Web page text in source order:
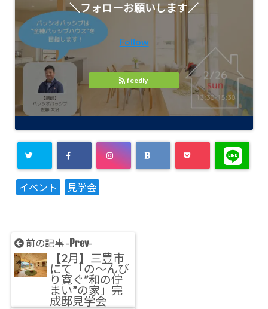
＼フォローお願いします／
Follow
feedly
イベント 見学会
前の記事 - Prev-
【2月】三豊市
にて「の～んび
り寛ぐ”和の佇
まい”の家」完
成邸見学会